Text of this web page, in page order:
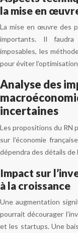
la mise en
La mise en œuvre des
importants. Il
imposables, les
pour éviter
Analyse des
incertaines
Les propositions du RN
sur l’économie
dépendra des détails de
Impact sur
à la croissance
Une augmentation
pourrait décourager
et les startups. Une